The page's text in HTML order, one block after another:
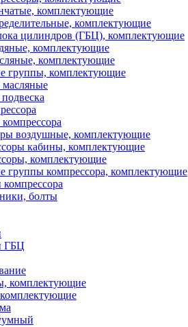
комплектующие
комплектующие
цилиндров (ГБЦ), комплектующие
комплектующие
комплектующие
группы, комплектующие
масляные
воздушные, комплектующие
кабины, комплектующие
комплектующие
группы компрессора, комплектующие
болты
ГБЦ
комплектующие